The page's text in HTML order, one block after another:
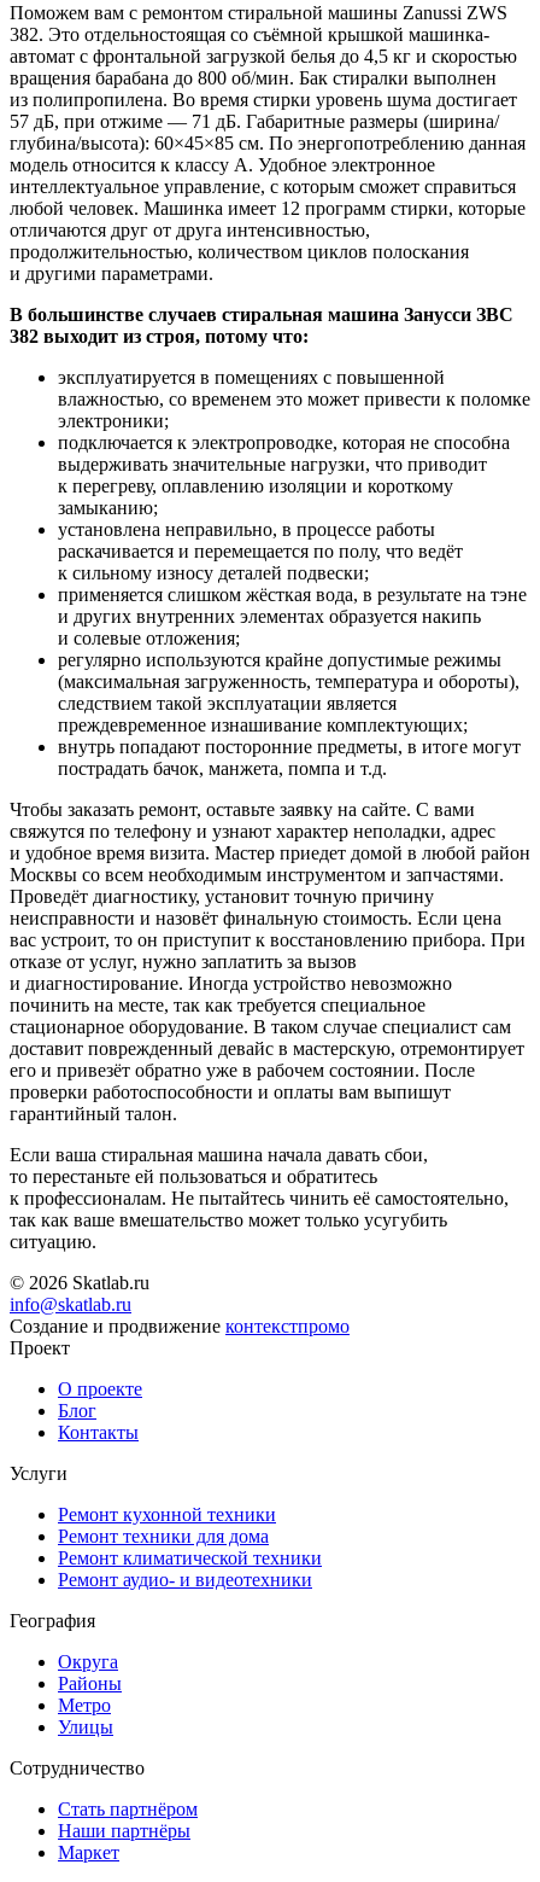
Поможем вам с ремонтом стиральной машины Zanussi ZWS
382. Это отдельностоящая со съёмной крышкой машинка-
автомат с фронтальной загрузкой белья до 4,5 кг и скоростью
вращения барабана до 800 об/мин. Бак стиралки выполнен
из полипропилена. Во время стирки уровень шума достигает
57 дБ, при отжиме — 71 дБ. Габаритные размеры (ширина/
глубина/высота): 60×45×85 см. По энергопотреблению данная
модель относится к классу A. Удобное электронное
интеллектуальное управление, с которым сможет справиться
любой человек. Машинка имеет 12 программ стирки, которые
отличаются друг от друга интенсивностью,
продолжительностью, количеством циклов полоскания
и другими параметрами.
В большинстве случаев стиральная машина Занусси ЗВС
382 выходит из строя, потому что:
эксплуатируется в помещениях с повышенной
влажностью, со временем это может привести к поломке
электроники;
подключается к электропроводке, которая не способна
выдерживать значительные нагрузки, что приводит
к перегреву, оплавлению изоляции и короткому
замыканию;
установлена неправильно, в процессе работы
раскачивается и перемещается по полу, что ведёт
к сильному износу деталей подвески;
применяется слишком жёсткая вода, в результате на тэне
и других внутренних элементах образуется накипь
и солевые отложения;
регулярно используются крайне допустимые режимы
(максимальная загруженность, температура и обороты),
следствием такой эксплуатации является
преждевременное изнашивание комплектующих;
внутрь попадают посторонние предметы, в итоге могут
пострадать бачок, манжета, помпа и т.д.
Чтобы заказать ремонт, оставьте заявку на сайте. С вами
свяжутся по телефону и узнают характер неполадки, адрес
и удобное время визита. Мастер приедет домой в любой район
Москвы со всем необходимым инструментом и запчастями.
Проведёт диагностику, установит точную причину
неисправности и назовёт финальную стоимость. Если цена
вас устроит, то он приступит к восстановлению прибора. При
отказе от услуг, нужно заплатить за вызов
и диагностирование. Иногда устройство невозможно
починить на месте, так как требуется специальное
стационарное оборудование. В таком случае специалист сам
доставит поврежденный девайс в мастерскую, отремонтирует
его и привезёт обратно уже в рабочем состоянии. После
проверки работоспособности и оплаты вам выпишут
гарантийный талон.
Если ваша стиральная машина начала давать сбои,
то перестаньте ей пользоваться и обратитесь
к профессионалам. Не пытайтесь чинить её самостоятельно,
так как ваше вмешательство может только усугубить
ситуацию.
© 2026 Skatlab.ru
info@skatlab.ru
Создание и продвижение контекстпромо
Проект
О проекте
Блог
Контакты
Услуги
Ремонт кухонной техники
Ремонт техники для дома
Ремонт климатической техники
Ремонт аудио- и видеотехники
География
Округа
Районы
Метро
Улицы
Сотрудничество
Стать партнёром
Наши партнёры
Маркет